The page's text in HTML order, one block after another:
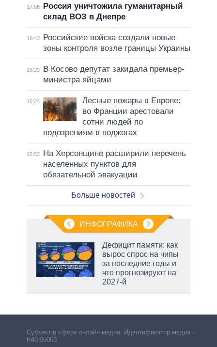
17:06
Россия уничтожила гуманитарный
склад ВОЗ в Днепре
16:43
Российские войска создали новые
зоны контроля возле границы Украины
16:29
В Косово депутат закидала премьер-
министра яйцами
16:24
Лесные пожары в Европе:
во Франции арестовали
сотни людей по
подозрениям в поджогах
15:53
На Херсонщине расширили перечень
населенных пунктов для
обязательной эвакуации
Больше новостей
ИНФОГРАФИКА
Дефицит памяти: как
вырос спрос на чипы
за последние годы и
что прогнозируют на
2027-й
Субъект в сфере онлайн-медиа. Идентификатор медиа –
R40-05063